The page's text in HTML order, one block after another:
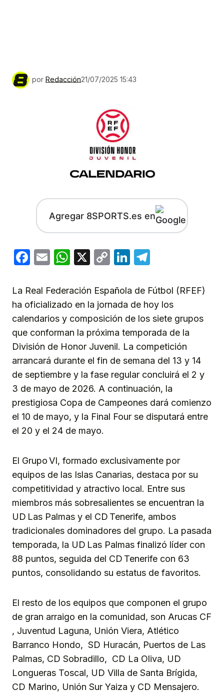
por Redacción21/07/2025 15:43
Agregar 8SPORTS.es en
Facebook
EmailWhatsApp
X
CopyLinkedIn
La Real Federación Española de Fútbol (RFEF)
ha oficializado en la jornada de hoy los
calendarios y composición de los siete grupos
que conforman la próxima temporada de la
División de Honor Juvenil. La competición
arrancará durante el fin de semana del 13 y 14
de septiembre y la fase regular concluirá el 2 y
3 de mayo de 2026. A continuación, la
prestigiosa Copa de Campeones dará comienzo
el 10 de mayo, y la Final Four se disputará entre
el 20 y el 24 de mayo.
El Grupo VI, formado exclusivamente por
equipos de las Islas Canarias, destaca por su
competitividad y atractivo local. Entre sus
miembros más sobresalientes se encuentran la
UD Las Palmas y el CD Tenerife, ambos
tradicionales dominadores del grupo. La pasada
temporada, la UD Las Palmas finalizó líder con
88 puntos, seguida del CD Tenerife con 63
puntos, consolidando su estatus de favoritos.
El resto de los equipos que componen el grupo
de gran arraigo en la comunidad, son Arucas CF
, Juventud Laguna, Unión Viera, Atlético
Barranco Hondo, SD Huracán, Puertos de Las
Palmas, CD Sobradillo, CD La Oliva, UD
Longueras Toscal, UD Villa de Santa Brígida,
CD Marino, Unión Sur Yaiza y CD Mensajero.